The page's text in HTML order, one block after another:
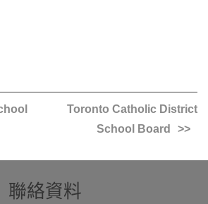
Toronto Catholic District
School Board
聯絡資料